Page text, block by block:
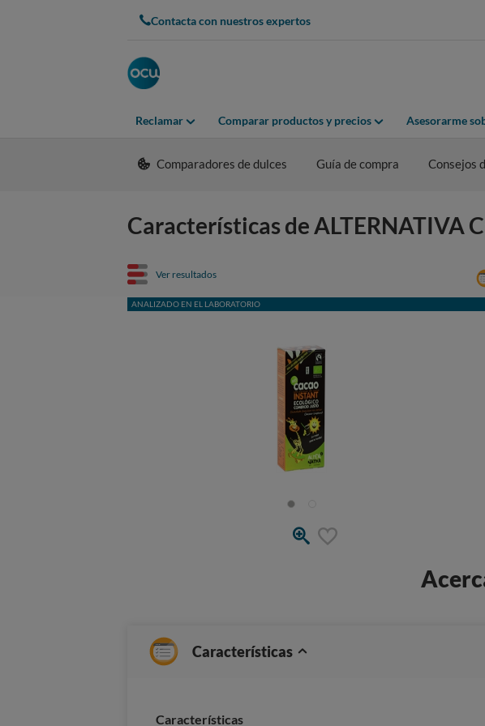
Contacta con nuestros expertos
Reclamar Comparar productos y precios Asesorarme
Comparadores de dulces Guía de compra Consejos
Características de ALTERNATIVA
Ver resultados
ANALIZADO EN EL LABORATORIO
Características
Características